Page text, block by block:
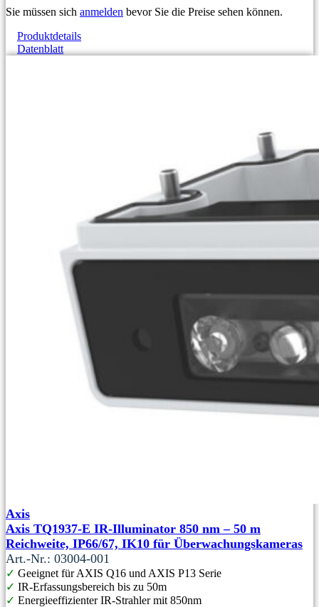
Sie müssen sich anmelden bevor Sie die Preise sehen können.
Produktdetails
Datenblatt
Axis
Axis TQ1937-E IR-Illuminator 850 nm – 50 m
Reichweite, IP66/67, IK10 für Überwachungskameras
Art.-Nr.: 03004-001
✓ Geeignet für AXIS Q16 und AXIS P13 Serie
✓ IR-Erfassungsbereich bis zu 50m
✓ Energieeffizienter IR-Strahler mit 850nm